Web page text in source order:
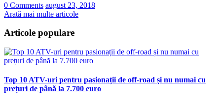
0 Comments august 23, 2018
Arată mai multe articole
Articole populare
Top 10 ATV-uri pentru pasionații de off-road și nu numai cu
prețuri de până la 7.700 euro